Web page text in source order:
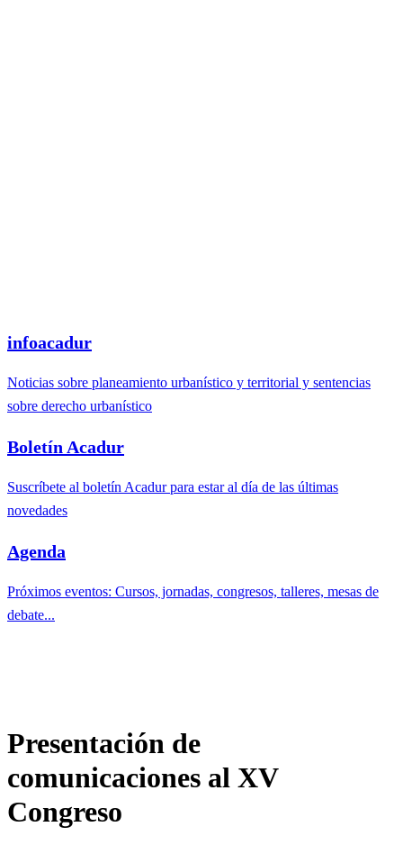
infoacadur
Noticias sobre planeamiento urbanístico y territorial y sentencias
sobre derecho urbanístico
Boletín Acadur
Suscríbete al boletín Acadur para estar al día de las últimas
novedades
Agenda
Próximos eventos: Cursos, jornadas, congresos, talleres, mesas de
debate...
Presentación de
comunicaciones al XV
Congreso